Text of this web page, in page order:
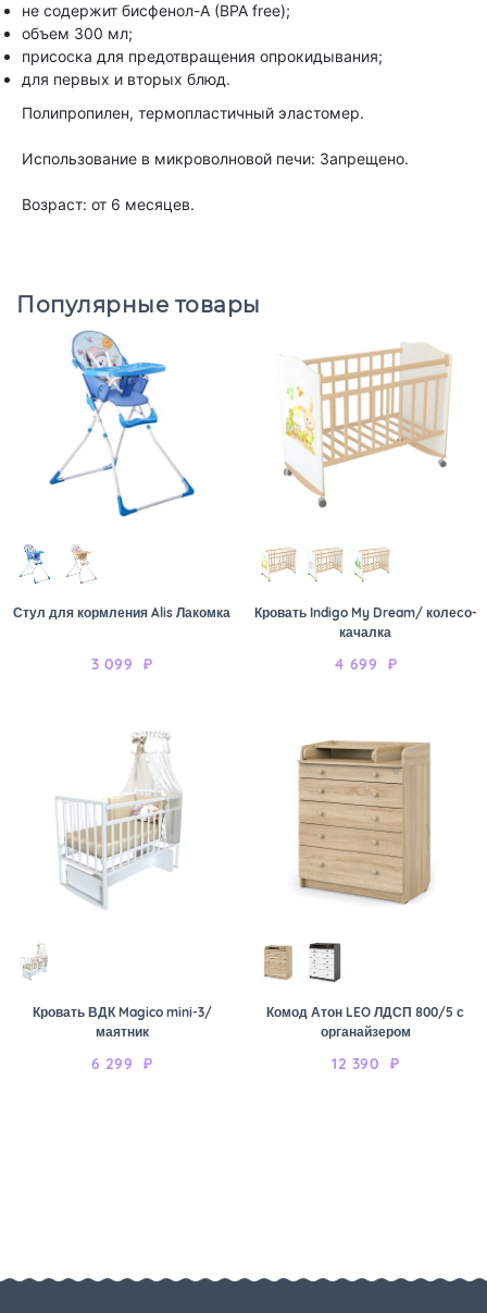
не содержит бисфенол-А (BPA free);
объем 300 мл;
присоска для предотвращения опрокидывания;
для первых и вторых блюд.
Полипропилен, термопластичный эластомер.
Использование в микроволновой печи: Запрещено.
Возраст: от 6 месяцев.
Популярные товары
Стул для кормления Alis Лакомка
3 099 ₽
Кровать Indigo My Dream/ колесо-
качалка
4 699 ₽
Кровать ВДК Magico mini-3/
маятник
6 299 ₽
Комод Атон LEO ЛДСП 800/5 с
органайзером
12 390 ₽